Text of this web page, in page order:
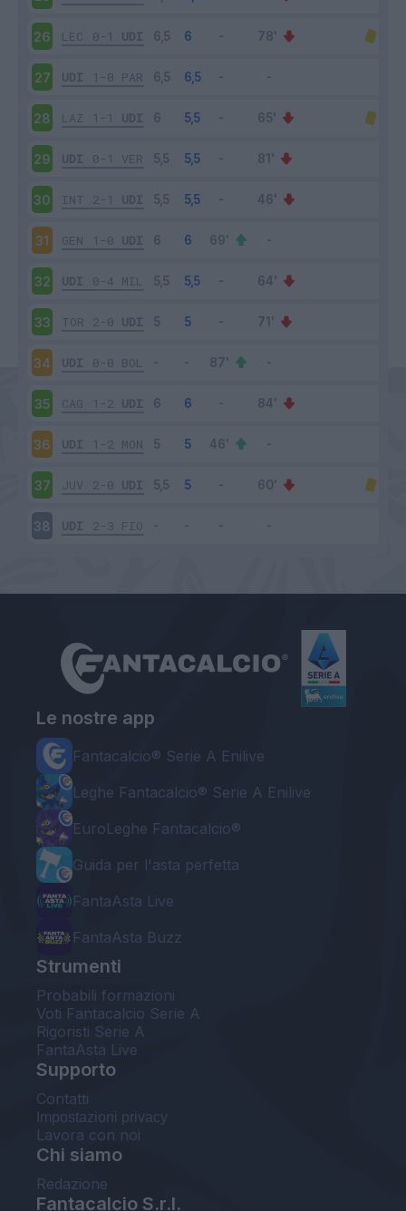
26 LEC 0-1 UDI
27 UDI 1-0 PAR
28 LAZ 1-1 UDI
29 UDI 0-1 VER
30 INT 2-1 UDI
31 GEN 1-0 UDI
32 UDI 0-4 MIL
33 TOR 2-0 UDI
34 UDI 0-0 BOL
35 CAG 1-2 UDI
36 UDI 1-2 MON
37 JUV 2-0 UDI
38 UDI 2-3 FIO
Le nostre app
Fantacalcio® Serie A Enilive
Leghe Fantacalcio® Serie A Enilive
EuroLeghe Fantacalcio®
Guida per l'asta perfetta
FantaAsta Live
FantaAsta Buzz
Strumenti
Probabili formazioni
Voti Fantacalcio Serie A
Rigoristi Serie A
FantaAsta Live
Supporto
Contatti
Impostazioni privacy
Lavora con noi
Chi siamo
Redazione
Fantacalcio S.r.l.